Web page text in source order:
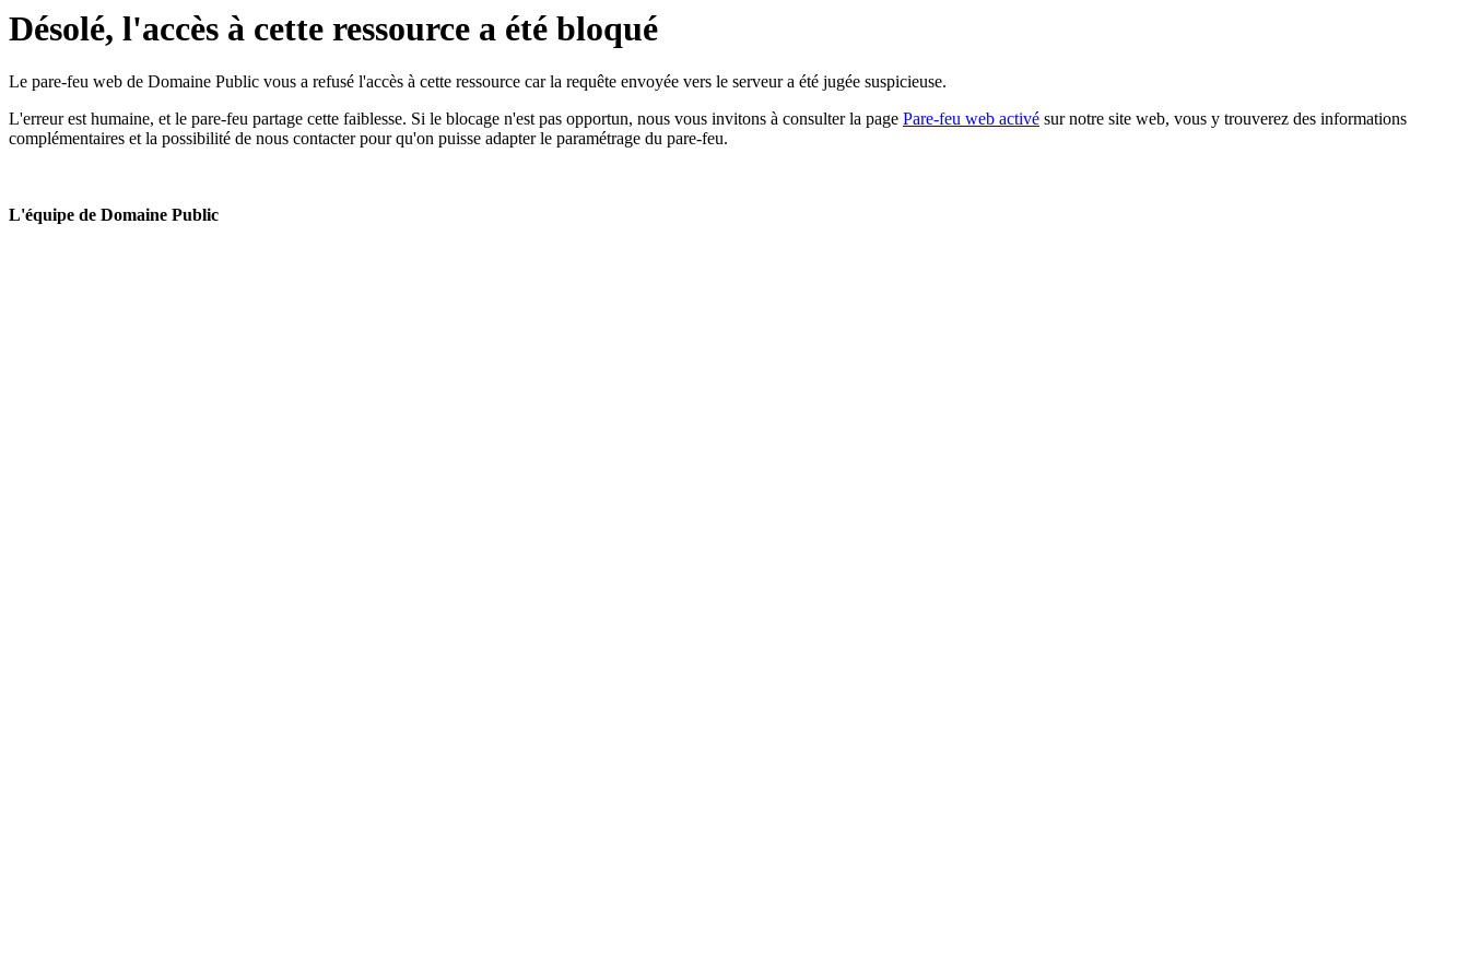
Désolé, l'accès à cette ressource a été bloqué
Le pare-feu web de Domaine Public vous a refusé l'accès à cette ressource car la requête envoyée vers le serveur a été jugée suspicieuse.
L'erreur est humaine, et le pare-feu partage cette faiblesse. Si le blocage n'est pas opportun, nous vous invitons à consulter la page Pare-feu web activé sur notre site web, vous y trouverez des informations
complémentaires et la possibilité de nous contacter pour qu'on puisse adapter le paramétrage du pare-feu.
L'équipe de Domaine Public